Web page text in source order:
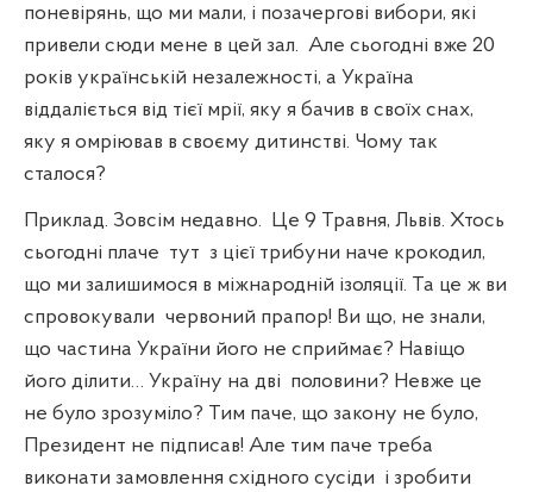
поневірянь, що ми мали, і позачергові вибори, які
привели сюди мене в цей зал. Але сьогодні вже 20
років українській незалежності, а Україна
віддаліється від тієї мрії, яку я бачив в своїх снах,
яку я омріював в своєму дитинстві. Чому так
сталося?
Приклад. Зовсім недавно.
Це 9 Травня, Львів. Хтось
сьогодні плаче тут з цієї трибуни наче крокодил,
що ми залишимося в міжнародній ізоляції. Та це ж ви
спровокували червоний прапор! Ви що, не знали,
що частина України його не сприймає? Навіщо
його ділити… Україну на дві половини? Невже це
не було зрозуміло? Тим паче, що закону не було,
Президент не підписав! Але тим паче треба
виконати замовлення східного сусіди і зробити